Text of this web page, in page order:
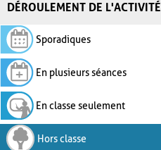
DÉROULEMENT DE L'ACTIVITÉ
Sporadiques
En plusieurs séances
En classe seulement
Hors classe